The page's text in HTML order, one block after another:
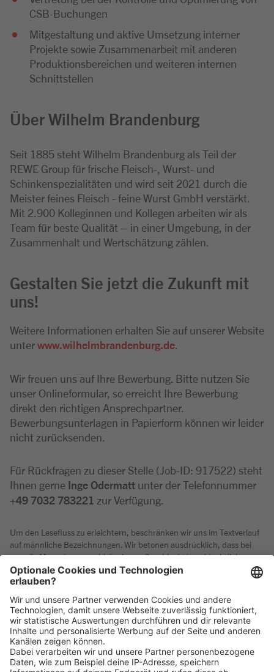
CSB-Buchungen
Mitgestaltung und aktive Umsetzung interner
Projekte sowie Zusammenarbeit mit anderen
Produktionsbereichen und weiteren internen
Schnittstellen
Über Wilhelm Brandenburg
Seit 1885 steht Wilhelm Brandenburg als Teil der
REWE Group für frische Fleisch-, Wurst- und
Schinkenspezialitäten und wird seit 2021 durch die
Meister feines Fleisch - feine Wurst GmbH verstärkt.
Mit 2.900 Kolleginnen und Kollegen arbeiten wir als
Team für beste Qualität – in einer Umgebung, in der
Zusammenhalt und Wertschätzung zählen.
Gestalten Sie jetzt die Zukunft mit
uns!
Weitere Informationen erhalten Sie auf unserer Website
unterwww.wilhelmbrandenburg.de
Wir freuen uns auf Ihre Bewerbung. Bitte nutzen Sie
unser Onlineformular, so erreicht Ihre Bewerbung
direkt den richtigen Ansprechpartner.
Bewerbungsunterlagen in Papierform können wir leider
nicht zurücksenden.
Für Rückfragen zu dieser Stelle (Job-ID: 917522) steht
Ihnen gerne Inge Odermatt unter der Telefonnummer
+49 7032 783221 zur Verfügung.
Um den Lesefluss zu erleichtern, beschränken wir uns im Textverlauf
auf männliche Bezeichnungen. Wir betonen ausdrücklich, dass bei
uns alle Menschen - unabhängig von Geschlecht/geschlechtlicher
Identität, ethnischer Herkunft und Nationalität, sozialer Herkunft,
Religion/Weltanschauung, körperlicher und geistiger Fähigkeiten,
Merkmale - gleichermaßen willkommen sind.